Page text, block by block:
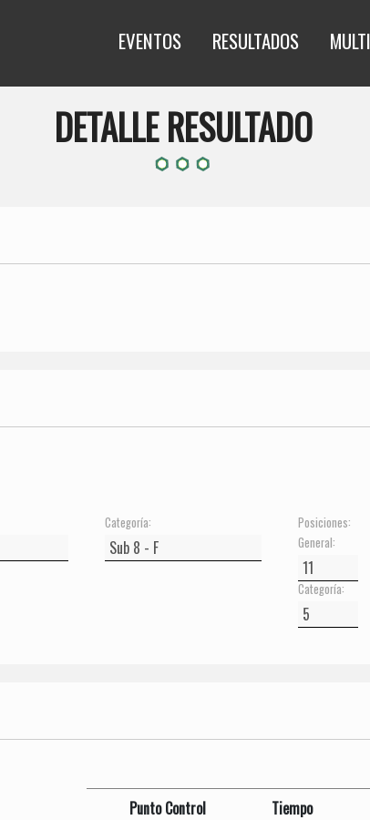
EVENTOS RESULTADOS
DETALLE RESULTADO
Categoría:
Posiciones:
General:
Categoría:
Punto Control Tiempo